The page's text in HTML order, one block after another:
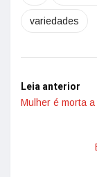
variedades
Leia anterior
Mulher é morta